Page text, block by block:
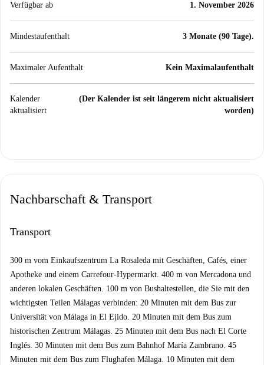
Verfügbar ab 1. November 2026
Mindestaufenthalt 3 Monate (90 Tage).
Maximaler Aufenthalt Kein Maximalaufenthalt
Kalender
aktualisiert
(Der Kalender ist seit längerem nicht aktualisiert
worden)
Nachbarschaft & Transport
Transport
300 m vom Einkaufszentrum La Rosaleda mit Geschäften, Cafés, einer
Apotheke und einem Carrefour-Hypermarkt. 400 m von Mercadona und
anderen lokalen Geschäften. 100 m von Bushaltestellen, die Sie mit den
wichtigsten Teilen Málagas verbinden: 20 Minuten mit dem Bus zur
Universität von Málaga in El Ejido. 20 Minuten mit dem Bus zum
historischen Zentrum Málagas. 25 Minuten mit dem Bus nach El Corte
Inglés. 30 Minuten mit dem Bus zum Bahnhof María Zambrano. 45
Minuten mit dem Bus zum Flughafen Málaga. 10 Minuten mit dem